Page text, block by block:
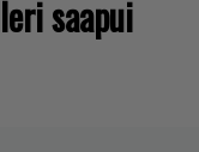
saapui